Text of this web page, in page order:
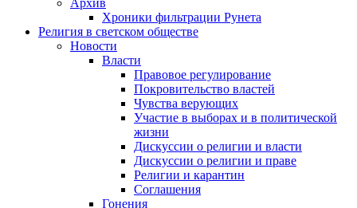
Архив
Хроники фильтрации Рунета
Религия в светском обществе
Новости
Власти
Правовое регулирование
Покровительство властей
Чувства верующих
Участие в выборах и в политической
жизни
Дискуссии о религии и власти
Дискуссии о религии и праве
Религии и карантин
Соглашения
Гонения